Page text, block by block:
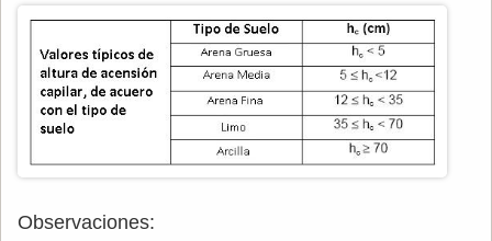
Observaciones: